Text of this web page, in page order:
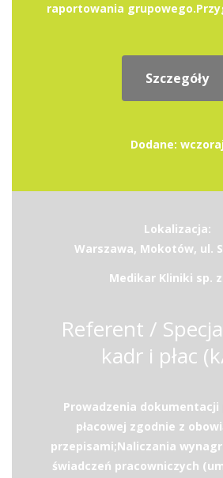
raportowania
Szczegóły
Dodane:
Lokalizacja:
Warszawa, Mokotów, ul.
Medikar Kliniki sp.
Referent /
kadr i płac
Prowadzenia dokumentacji
płacowej zgodnie z
przepisami;Naliczania
świadczeń pracowniczych